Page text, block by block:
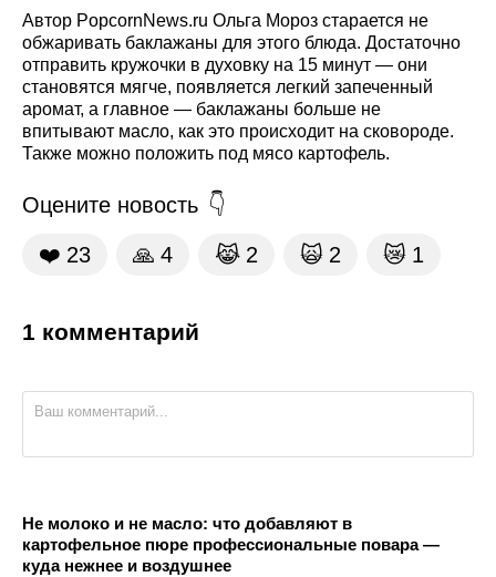
Автор PopcornNews.ru Ольга Мороз старается не
обжаривать баклажаны для этого блюда. Достаточно
отправить кружочки в духовку на 15 минут — они
становятся мягче, появляется легкий запеченный
аромат, а главное — баклажаны больше не
впитывают масло, как это происходит на сковороде.
Также можно положить под мясо картофель.
Оцените новость
❤️ 23 🙏 4 😹 2 🙀 2 😿 1
1 комментарий
Не молоко и не масло: что добавляют в
картофельное пюре профессиональные повара —
куда нежнее и воздушнее